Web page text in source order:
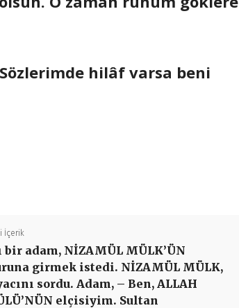
hilâf varsa beni
İçerik
bir adam, NİZAMÜL MÜLK’ÜN
girmek istedi. NİZAMÜL MÜLK,
sordu. Adam, – Ben, ALLAH
elçisiyim. Sultan